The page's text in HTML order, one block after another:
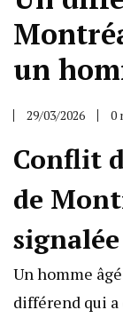
un
29/03/2026 0
Conflit
de
signalée
Un homme
différend qui a